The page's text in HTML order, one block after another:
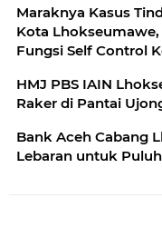
Maraknya Kasus
Kota
Fungsi Self Control
HMJ PBS IAIN
Raker di Pantai
Bank Aceh Cabang
Lebaran untuk